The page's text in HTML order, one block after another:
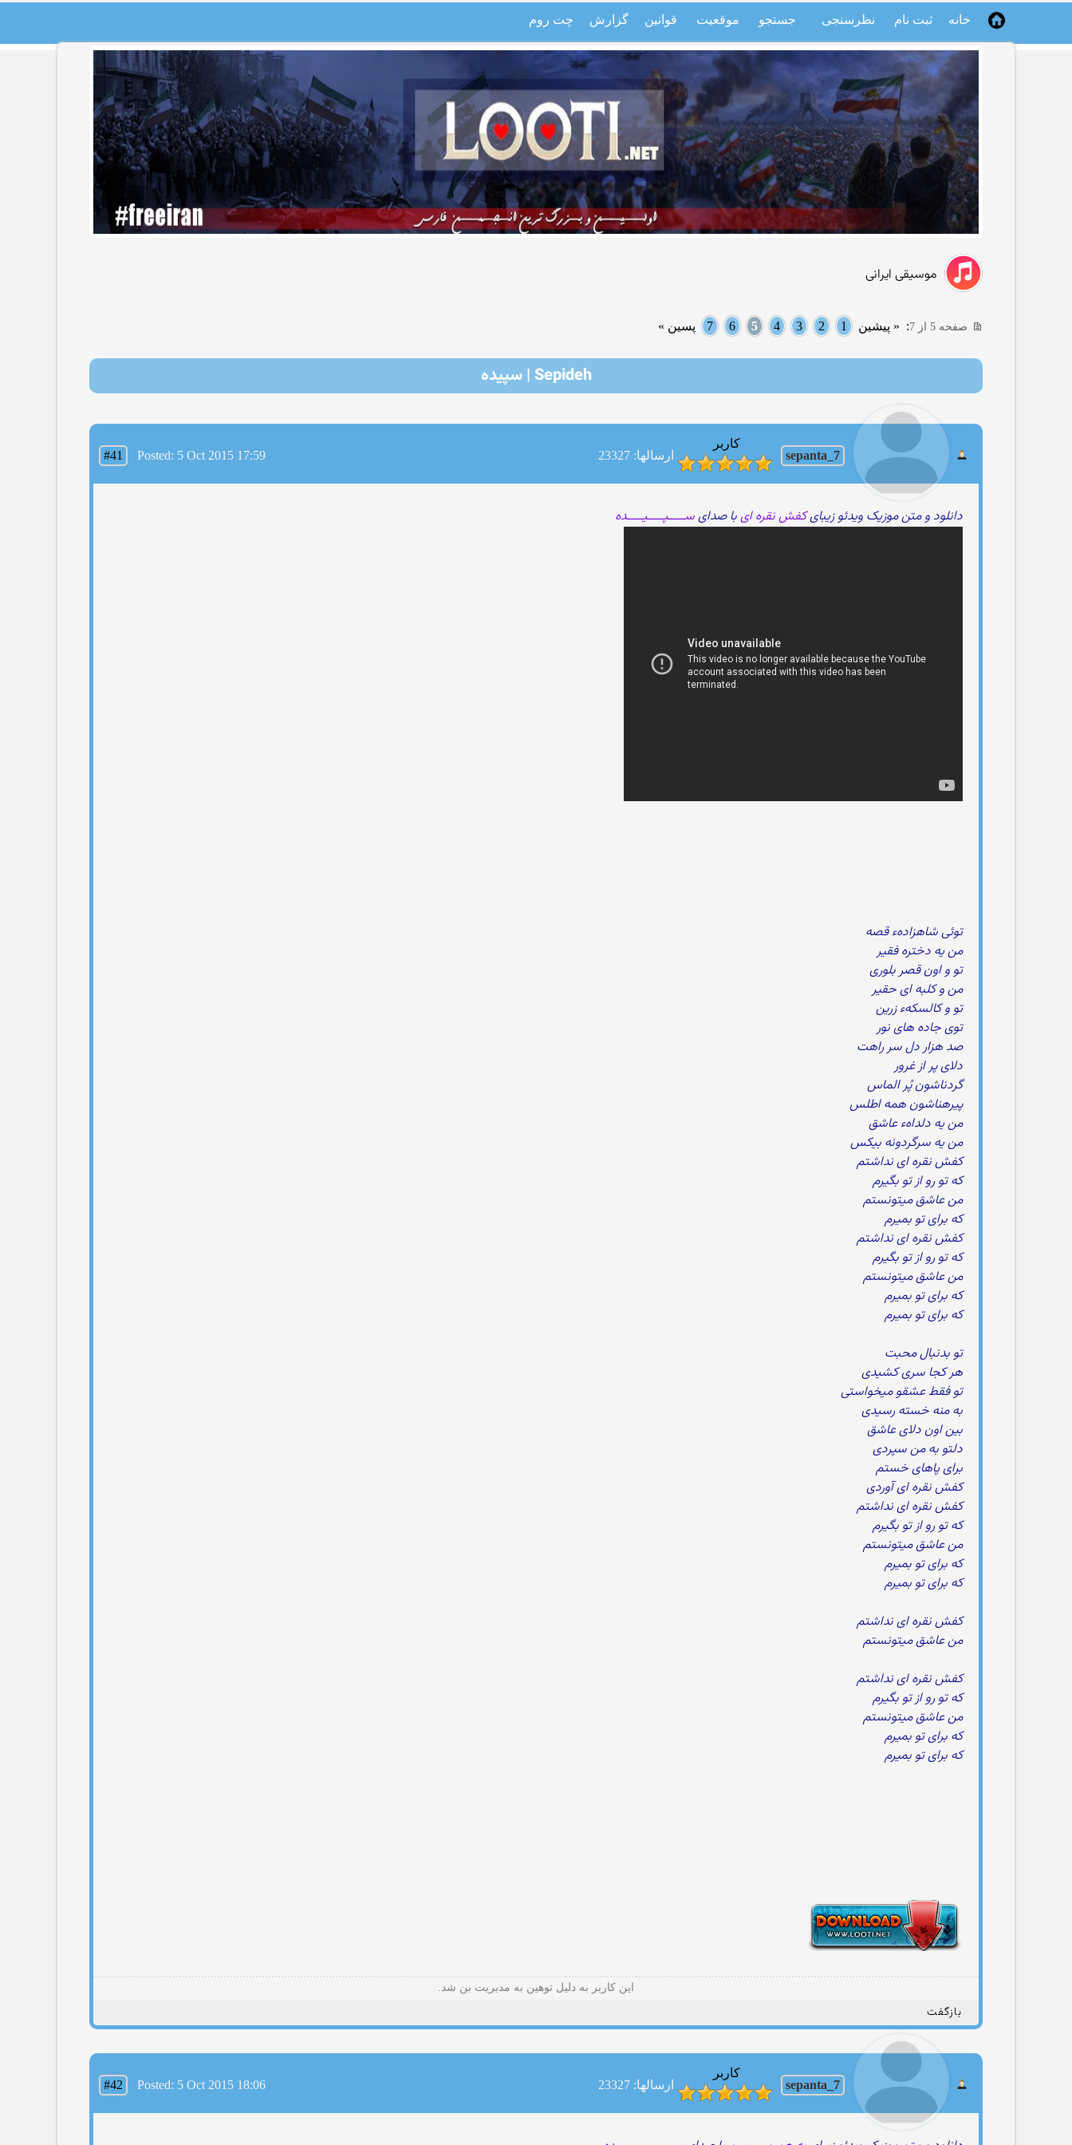
خانه ثبت نام نظرسنجی جستجو موقعیت قوانین گزارش چت روم
موسیقی ایرانی
صفحه 5 از 7 : « پیشین 1
2
3
4
5
6
7 پسین »
Sepideh | سپیده
sepanta_7
کاربر
ارسالها: 23327
#41 Posted: 5 Oct 2015 17:59
دانلود و متن موزیک ویدئو زیبایکفش نقره ایبا صدایســـــپـــــیـــــده
توئی شاهزادهء قصه
من یه دختره فقیر
تو و اون قصر بلوری
من و کلبه ای حقیر
تو و کالسکهء زرین
توی جاده های نور
صد هزار دل سر راهت
دلای پر از غرور
گردناشون پُر الماس
پیرهناشون همه اطلس
من یه دلداهء عاشق
من یه سرگردونه بیکس
کفش نقره ای نداشتم
که تو رو از تو بگیرم
من عاشق میتونستم
که برای تو بمیرم
کفش نقره ای نداشتم
که تو رو از تو بگیرم
من عاشق میتونستم
که برای تو بمیرم
که برای تو بمیرم
تو بدنبال محبت
هر کجا سری کشیدی
تو فقط عشقو میخواستی
به منه خسته رسیدی
بین اون دلای عاشق
دلتو به من سپردی
برای پاهای خستم
کفش نقره ای آوردی
کفش نقره ای نداشتم
که تو رو از تو بگیرم
من عاشق میتونستم
که برای تو بمیرم
که برای تو بمیرم
کفش نقره ای نداشتم
من عاشق میتونستم
کفش نقره ای نداشتم
که تو رو از تو بگیرم
من عاشق میتونستم
که برای تو بمیرم
که برای تو بمیرم
این کاربر به دلیل توهین به مدیریت بن شد.
بازگفت
sepanta_7
کاربر
ارسالها: 23327
#42 Posted: 5 Oct 2015 18:06